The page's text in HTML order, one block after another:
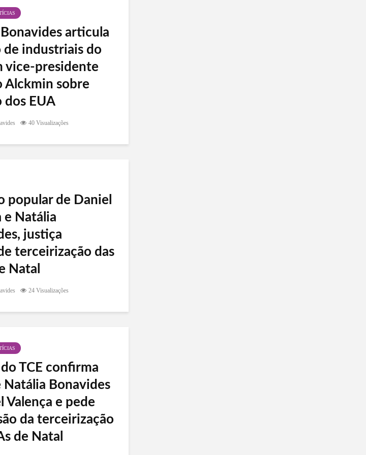
articula
de industriais do
vice-presidente
Alckmin sobre
dos EUA
(10), a deputada federal Natália
RN) liderou uma reunião em
40 Visualizações
popular de Daniel
e Natália
justiça
terceirização das
Natal
desta segunda-feira (8), a 6ª
Pública suspende a terceirização
24 Visualizações
TCE confirma
Natália Bonavides
Valença e pede
da terceirização
de Natal